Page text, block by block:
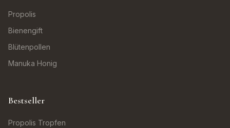
Propolis
Bienengift
Blütenpollen
Manuka Honig
Bestseller
Propolis Tropfen